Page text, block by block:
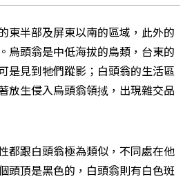
東半部及屏東以南的區域，此外的
烏頭翁是中低海拔的鳥類，台東的
是見到牠們蹤影；白頭翁的生活區
放生侵入烏頭翁領掝，出現雜交品
都跟白頭翁極為類似，不同處在他
頭頂是黑色的，白頭翁則有白色斑